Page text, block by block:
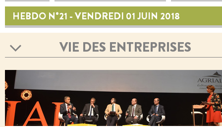
HEBDO N°21 - VENDREDI 01 JUIN 2018
VIE DES ENTREPRISES